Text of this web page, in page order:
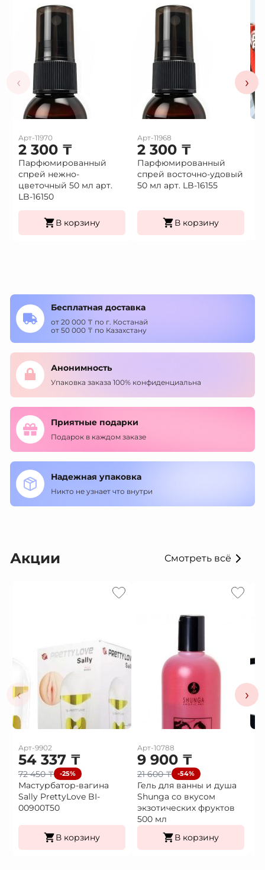
‹
Арт-11970
2 300 ₸
Парфюмированный
спрей нежно-
цветочный 50 мл арт.
LB-16150
В корзину
Арт-11968
2 300 ₸
Парфюмированный
спрей восточно-удовый
50 мл арт. LB-16155
В корзину
›
Бесплатная доставка
от 20 000 ₸ по г. Костанай
от 50 000 ₸ по Казахстану
Анонимность
Упаковка заказа 100% конфиденциальна
Приятные подарки
Подарок в каждом заказе
Надежная упаковка
Никто не узнает что внутри
Акции Смотреть всё
‹
Арт-9902
54 337 ₸
72 450₸ -25%
Мастурбатор-вагина
Sally PrettyLove BI-
00900T50
В корзину
Арт-10788
9 900 ₸
21 600₸ -54%
Гель для ванны и душа
Shunga со вкусом
экзотических фруктов
500 мл
В корзину
›